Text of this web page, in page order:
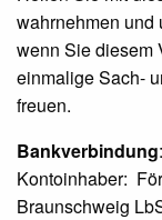
wahrnehmen und
wenn Sie diesem
einmalige Sach-
freuen.
Bankverbindung:
Kontoinhaber:
Braunschweig